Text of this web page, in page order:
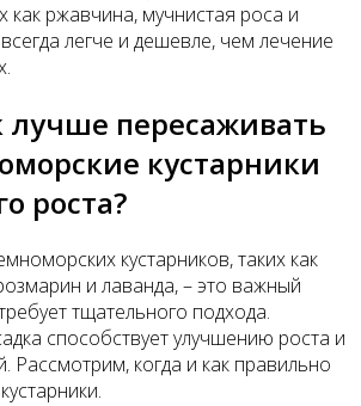
как ржавчина, мучнистая роса и
легче и дешевле, чем лечение
лучше пересаживать
кустарники
роста?
кустарников, таких как
и лаванда, – это важный
тщательного подхода.
способствует улучшению роста и
Рассмотрим, когда и как правильно